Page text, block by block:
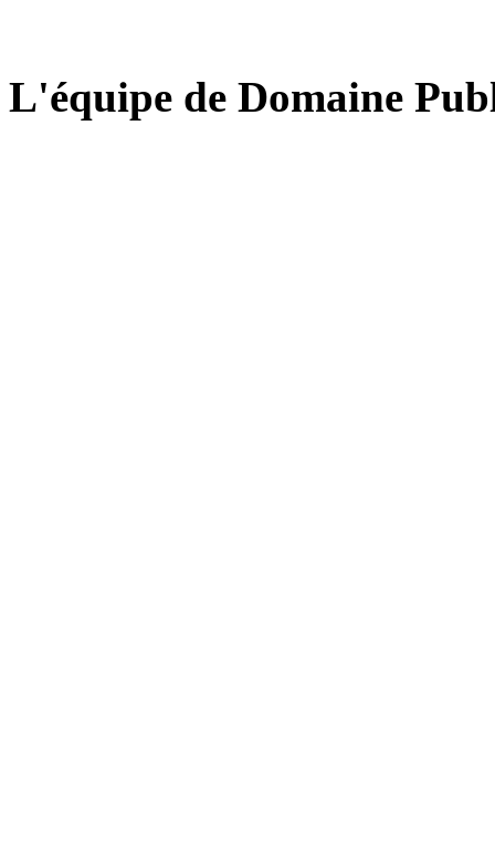
L'équipe de Domaine